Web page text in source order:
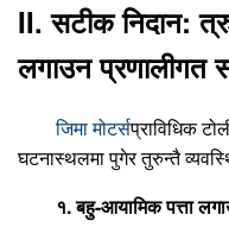
II. सटीक निदान:
लगाउन प्रणालीगत
जिमा मोटर्सप्राविधिक
घटनास्थलमा पुगेर तुरुन्तै
१. बहु-आयामिक पत्ता